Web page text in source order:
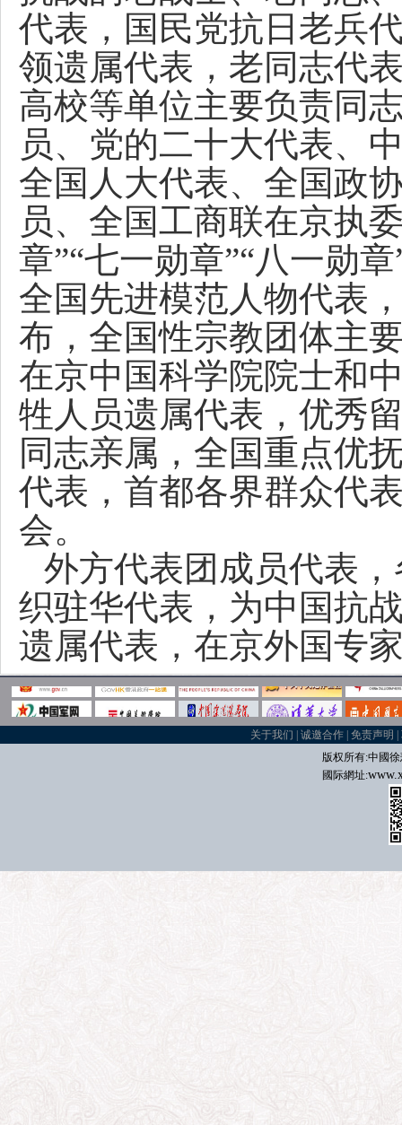
代表，国民党抗日老兵
领遗属代表，老同志代
高校等单位主要负责同
员、党的二十大代表、
全国人大代表、全国政
员、全国工商联在京执
章”“七一勋章”“八一勋
全国先进模范人物代表
布，全国性宗教团体主
在京中国科学院院士和
牲人员遗属代表，优秀
同志亲属，全国重点优
代表，首都各界群众代
会。
外方代表团成员代表
织驻华代表，为中国抗
遗属代表，在京外国专
关于我们 |诚邀合作 |免责声明 |
版权所有:中國
國际網址: